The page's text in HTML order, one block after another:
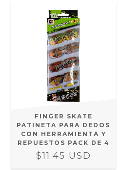
FINGER SKATE
PATINETA PARA DEDOS
CON HERRAMIENTA Y
REPUESTOS PACK DE 4
$11.45 USD